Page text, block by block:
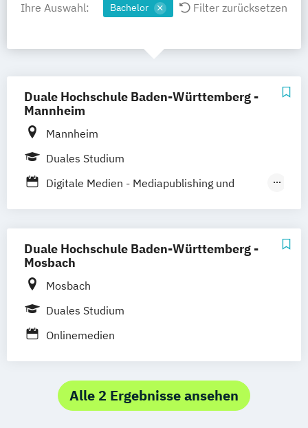
Ihre Auswahl: Bachelor Filter zurücksetzen
Duale Hochschule Baden-Württemberg -
Mannheim
Mannheim
Duales Studium
Digitale Medien - Mediapublishing und
Kommunikation
Duale Hochschule Baden-Württemberg -
Mosbach
Mosbach
Duales Studium
Onlinemedien
Alle 2 Ergebnisse ansehen